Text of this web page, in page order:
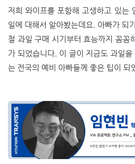
저희 와이프를 포함해 고생하고 있는
일에 대해서 알아봤는데요. 아빠가 되
철 과일 구매 시기부터 효능까지 꼼꼼
가 되었습니다. 이 글이 지금도 과일
는 전국의 예비 아빠들께 좋은 팁이 되